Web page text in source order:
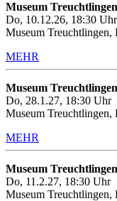
Museum
Do, 10.12.26, 18:30 Uhr
Museum Treuchtlingen,
MEHR
Museum
Do, 28.1.27, 18:30 Uhr
Museum Treuchtlingen,
MEHR
Museum
Do, 11.2.27, 18:30 Uhr
Museum Treuchtlingen,